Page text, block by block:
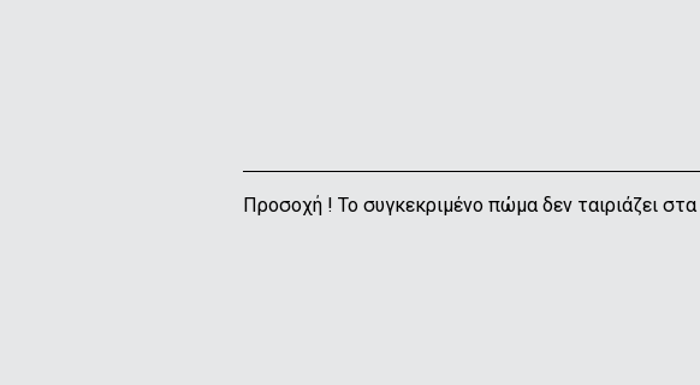
Προσοχή ! Το συγκεκριμένο πώμα δεν ταιριάζει